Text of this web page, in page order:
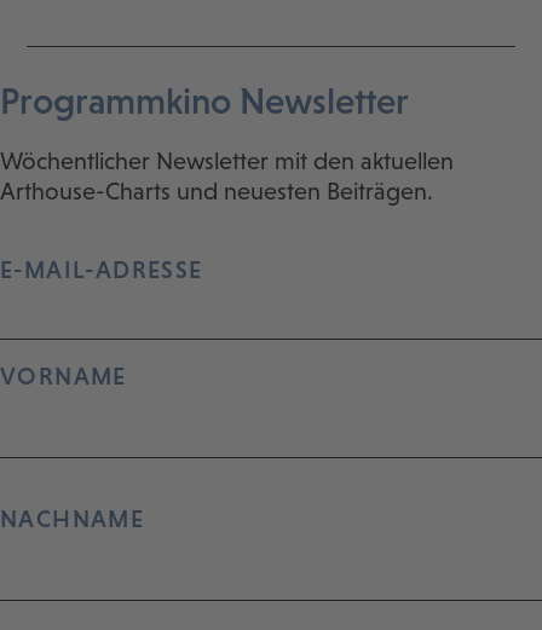
Programmkino Newsletter
Wöchentlicher Newsletter mit den aktuellen
Arthouse-Charts und neuesten Beiträgen.
E-MAIL-ADRESSE
VORNAME
NACHNAME